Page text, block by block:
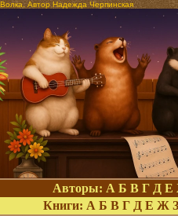
Автор Надежда Черпинская
Авторы: А Б В Г Д Е
Книги: А Б В Г Д Е Ж З